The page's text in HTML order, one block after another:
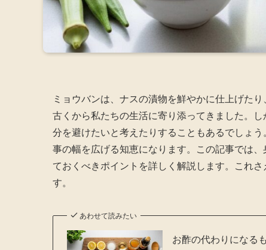
ミョウバンは、ナスの漬物を鮮やかに仕上げた
古くから私たちの生活に寄り添ってきました。
分を避けたいと考えたりすることもあるでしょ
事の幅を広げる知恵になります。この記事では
ておくべきポイントを詳しく解説します。これ
す。
あわせて読みたい
お酢の代わりになる